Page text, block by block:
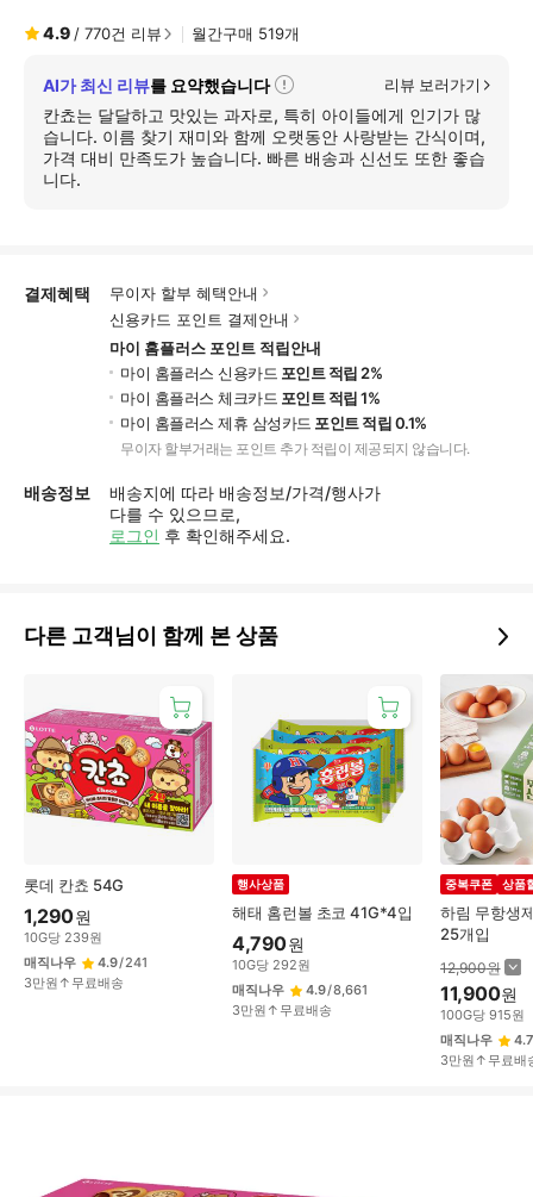
4.9 / 770건 리뷰 월간구매 519개
AI가 최신 리뷰를 요약했습니다
자
세
히
보
리뷰 보러가기
칸쵸는 달달하고 맛있는 과자로, 특히 아이들에게 인기가 많
습니다. 이름 찾기 재미와 함께 오랫동안 사랑받는 간식이며,
가격 대비 만족도가 높습니다. 빠른 배송과 신선도 또한 좋습
니다.
결제혜택
무이자 할부 혜택안내
신용카드 포인트 결제안내
마이 홈플러스 포인트 적립안내
마이 홈플러스 신용카드 포인트 적립 2%
마이 홈플러스 체크카드 포인트 적립 1%
마이 홈플러스 제휴 삼성카드 포인트 적립 0.1%
무이자 할부거래는 포인트 추가 적립이 제공되지 않습니다.
배송정보
배송지에 따라 배송정보/가격/행사가
다를 수 있으므로,
로그인 후 확인해주세요.
다른 고객님이 함께 본 상품
롯데 칸쵸 54G
1,290원
10G당 239원
매직나우
4.9/241
3만원↑무료배송
해태 홈런볼 초코 41G*4입
행사상품
4,790원
10G당 292원
매직나우
4.9/8,661
3만원↑무료배송
하림 무항생
25개입
중복쿠폰 상품
12,900원
11,900원
100G당 915원
매직나우
4.7
3만원↑무료배